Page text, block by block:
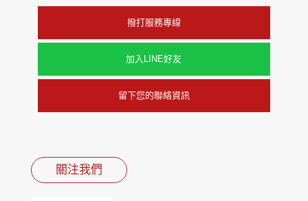
撥打服務專線
加入LINE好友
留下您的聯絡資訊
關注我們